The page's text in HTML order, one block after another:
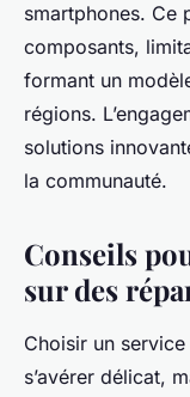
smartphones. Ce
composants,
formant un
régions.
solutions
la communauté.
Conseils
sur des
Choisir un
s’avérer délicat,